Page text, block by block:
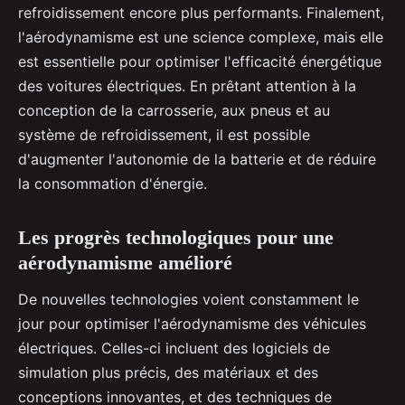
refroidissement encore plus performants. Finalement,
l'aérodynamisme est une science complexe, mais elle
est essentielle pour optimiser l'efficacité énergétique
des voitures électriques. En prêtant attention à la
conception de la carrosserie, aux pneus et au
système de refroidissement, il est possible
d'augmenter l'autonomie de la batterie et de réduire
la consommation d'énergie.
Les progrès technologiques pour une
aérodynamisme amélioré
De nouvelles technologies voient constamment le
jour pour optimiser l'aérodynamisme des véhicules
électriques. Celles-ci incluent des logiciels de
simulation plus précis, des matériaux et des
conceptions innovantes, et des techniques de